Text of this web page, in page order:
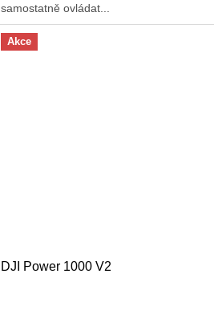
samostatně ovládat...
Akce
DJI Power 1000 V2